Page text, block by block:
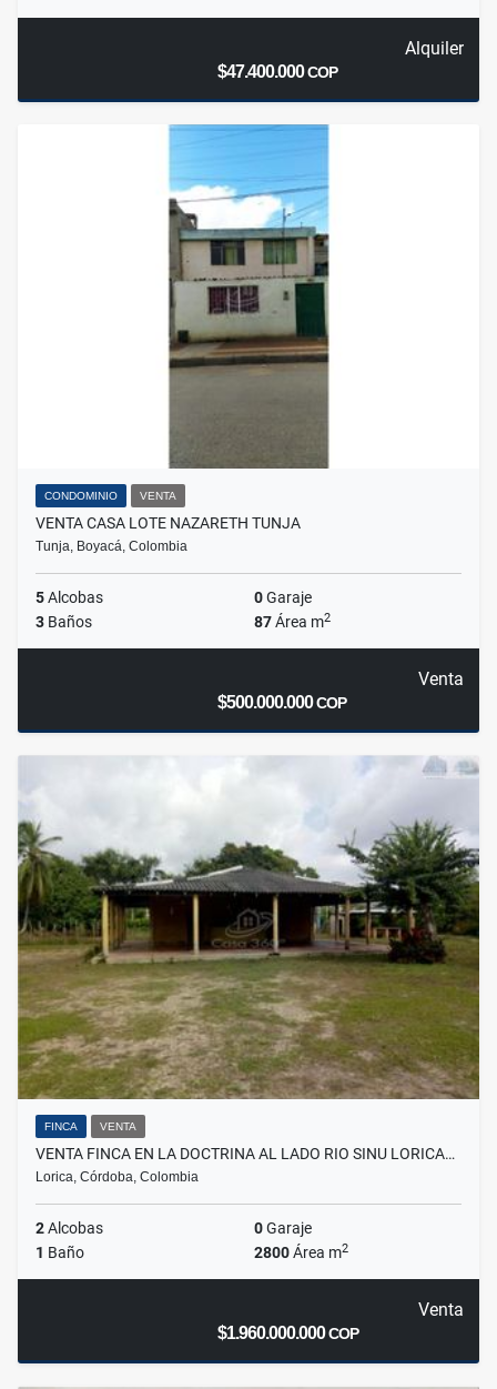
Alquiler
$47.400.000COP
CONDOMINIO VENTA
VENTA CASA LOTE NAZARETH TUNJA
Tunja, Boyacá, Colombia
5Alcobas 0Garaje
3 Baños 87Área m2
Venta
$500.000.000COP
FINCA VENTA
VENTA FINCA EN LA DOCTRINA AL LADO RIO SINU LORICA…
Lorica, Córdoba, Colombia
2Alcobas 0Garaje
1 Baño 2800Área m2
Venta
$1.960.000.000COP